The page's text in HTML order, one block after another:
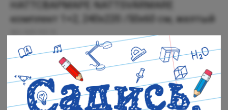
НАТТСВАРМАРЕ NATTSVÄRMARE
комплект 1+2, 240x220 /50x60 см, желтый
2 499 р.
Нет в наличии
Черная речка: Нет в наличии
Полюстровский: Нет в наличии